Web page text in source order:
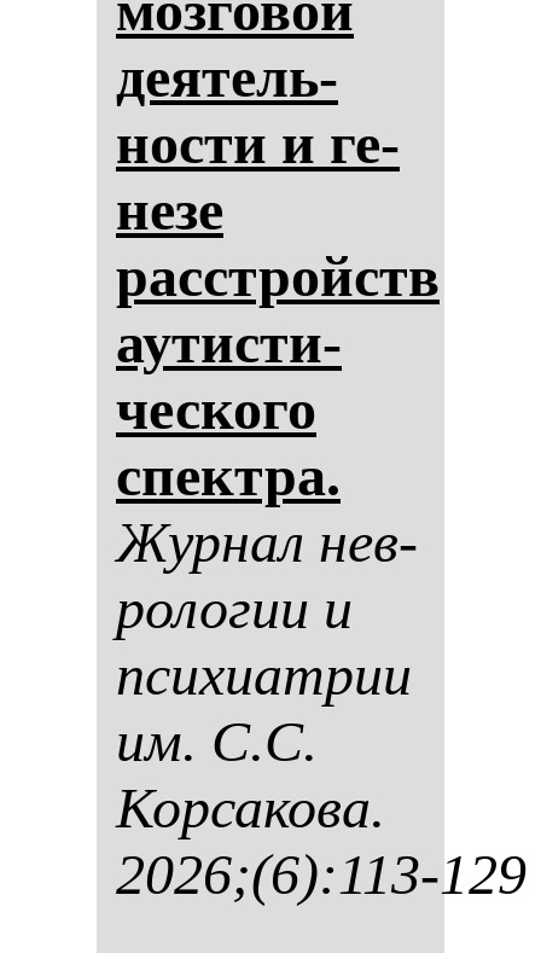
де­ятель­
нос­ти и ге­
не­зе
расстройств
аутис­ти­
чес­ко­го
спек­тра.
Жур­нал нев­
ро­ло­гии и
пси­хи­ат­рии
им. С.С.
Кор­са­ко­ва.
2026;(6):113-129